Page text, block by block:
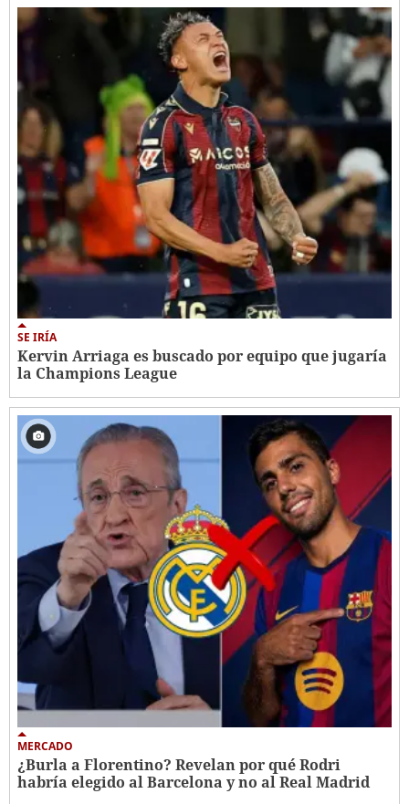
SE IRÍA
Kervin Arriaga es buscado por equipo que jugaría
la Champions League
MERCADO
¿Burla a Florentino? Revelan por qué Rodri
habría elegido al Barcelona y no al Real Madrid